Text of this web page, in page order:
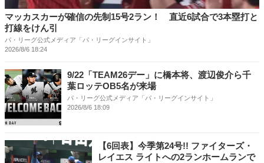
マッカスカーが確信の先制15号2ラン！ 直近6試合で3本塁打と
打線をけん引
パ・リーグ公式メディア「パ・リーグインサイト」
2026/8/6 18:24
9/22「TEAM26デー」に橋本将、渡辺俊介ら千
葉ロッテOB5名が来場
パ・リーグ公式メディア「パ・リーグインサイト」
2026/8/6 18:09
【6回表】今季第24号!! ファイターズ・
レイエス ライトへの2ランホームランで